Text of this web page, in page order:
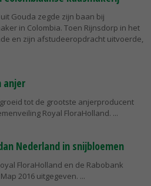
Gouda zegde zijn baan bij
in Colombia. Toen Rijnsdorp in het
en zijn afstudeeropdracht uitvoerde,
anjer
tot de grootste anjerproducent
Royal FloraHolland.
Nederland in snijbloemen
FloraHolland en de Rabobank
2016 uitgegeven.